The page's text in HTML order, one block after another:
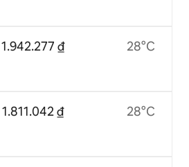
1.942.277 ₫
1.811.042 ₫
28°C
28°C